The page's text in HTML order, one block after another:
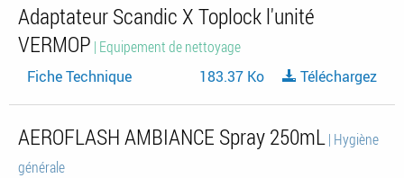
Adaptateur Scandic X Toplock l'unité
VERMOP | Equipement de nettoyage
Fiche Technique
183.37 Ko Téléchargez
AEROFLASH AMBIANCE Spray 250mL| Hygiène
générale